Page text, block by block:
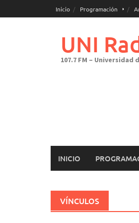
al
Inicio Programación
UNI
107.7 FM –
INICIO
VÍNCULOS